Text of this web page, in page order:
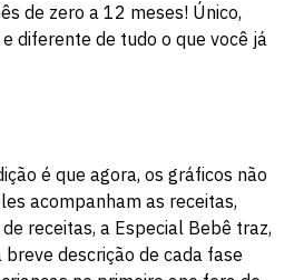
de zero a 12 meses! Único,
diferente de tudo o que você já
é que agora, os gráficos não
acompanham as receitas,
receitas, a Especial Bebê traz,
descrição de cada fase